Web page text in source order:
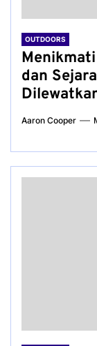
OUTDOORS
dan
Aaron Cooper